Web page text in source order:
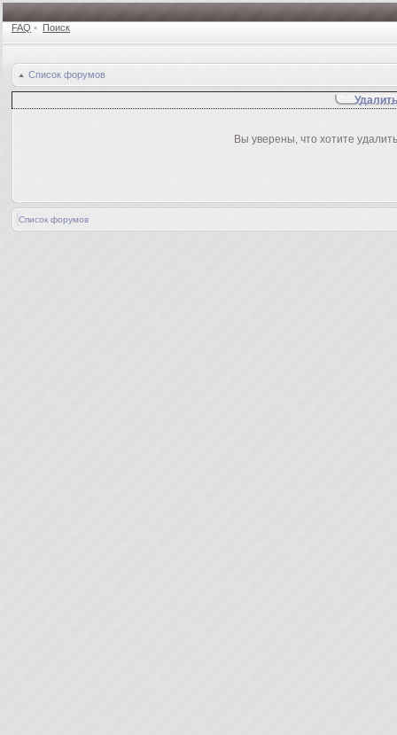
FAQ • Поиск
Список форумов
Вы уверены, что хотите
Список форумов